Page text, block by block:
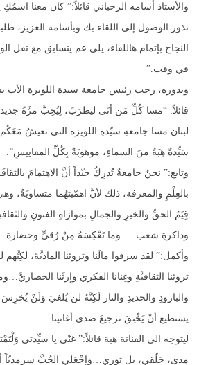
والأستاذ أسامه الرحباني قائلاً:” كان معنا
نذور الوصول إلى اللقاء بك وبأسامة العزيز،
النجاح بإتمام هاللقاء، يلي عم يتسابق مع تقل
في وقت.”
وبدوره، رحب رئيس جامعة سيدة اللويزة الأب
قائلاً: “مسا كُلِّ مَن أتَى ليطرَبَ، لِيُحِبَّ مرَّةً
لبنان مسا جامعةِ سيّدةِ اللويزة التي تعيشُ مَعَكُم
سَيِّدةٌ هِبَةٌ منَ السماءِ، موهوبَةٌ بِكُلِّ المقاييسِ”.
وتابع:” نحنُ جامعةٌ تُدرِكُ جيّداً أنَّ الاهتمامَ
بالعِلْمِ والمعرفة، ذلك لأنَّ اهمّيتهُما متساويَةٌ،
قِيَمُ الحقِّ والخيرِ والجمالِ بموازاةِ الفنونِ
وذاكرةِ شعب … وما تَعْكِسَهُ مِنْ رُقيٍّ وحضارة
وأكمل:” لقد سرقوا مالَنا وثروتَنا الماديَّةَ،
ثروتَنا الثقافيَّةِ وغِنانا الفكري وإرثَنا
والبارودِ والحديدِ والنار لَكِنَّهُ لن يُلغيَ وَلَنْ
يستطيع أنْ يَخْنِقَ ترجيعَ صدى أغانينا…
ليتوجه الى الفنانة هبة قائلاً:” غنّي يا سيِّدتي
مدى، حَلّقي، بل ثوري…وإجْعَلي الحُبَّ سرمديّاً أزليّاً